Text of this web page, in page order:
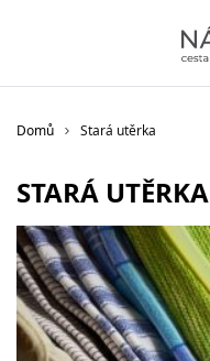
Domů Stará utěrka
STARÁ UTĚRKA